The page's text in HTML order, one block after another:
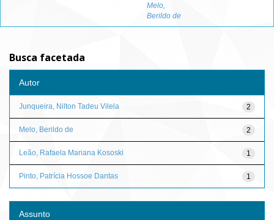
Melo,
Berildo de
Busca facetada
Autor
2
Junqueira, Nilton Tadeu Vilela
2
Melo, Berildo de
1
Leão, Rafaela Mariana Kososki
1
Pinto, Patrícia Hossoe Dantas
Assunto